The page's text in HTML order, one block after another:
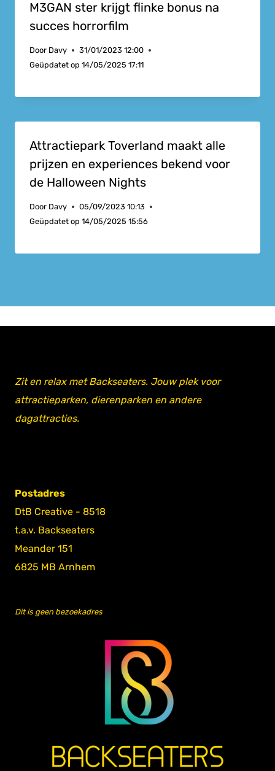
M3GAN ster krijgt flinke bonus na
succes horrorfilm
Door Davy
31/01/2023 12:00
Geüpdatet op 14/05/2025 17:11
Attractiepark Toverland maakt alle
prijzen en experiences bekend voor
de Halloween Nights
Door Davy
05/09/2023 10:13
Geüpdatet op 14/05/2025 15:56
Zit en relax met Backseaters. Jouw plek voor
attractieparken, dierenparken en andere
dagattracties.
Postadres
DtB Creative - 8518
t.a.v. Backseaters
Meander 151
6825 MB Arnhem
Dit is geen bezoekadres